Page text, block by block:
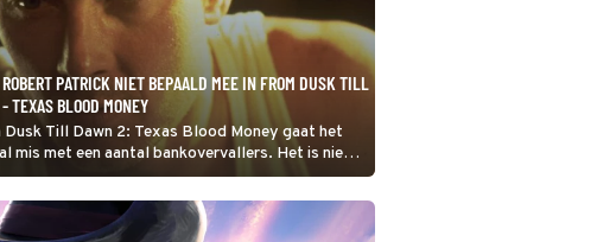
PATRICK NIET BEPAALD MEE IN FROM DUSK TILL
TEXAS BLOOD MONEY
Dusk Till Dawn 2: Texas Blood Money gaat het
mis met een aantal bankovervallers. Het is niet
waar ze voor moeten vrezen, maar
monsters.